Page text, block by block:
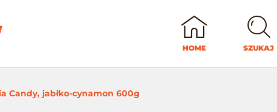
HOME SZUKAJ
Candy, jabłko-cynamon 600g